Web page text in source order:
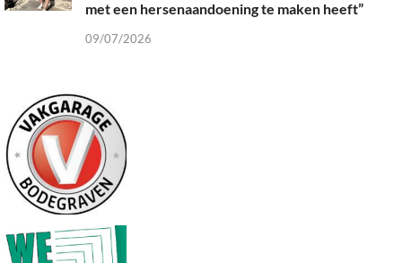
met een hersenaandoening te maken heeft”
09/07/2026